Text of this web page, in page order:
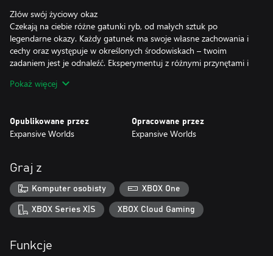
Złów swój życiowy okaz
Czekają na ciebie różne gatunki ryb, od małych sztuk po
legendarne okazy. Każdy gatunek ma swoje własne zachowania i
cechy oraz występuje w określonych środowiskach – twoim
zadaniem jest je odnaleźć. Eksperymentuj z różnymi przynętami i
narzędzia. Stwórz własną postać wędkarza i spersonalizuj jej
wygląd według własnego gustu. Wykonuj misje z wyzwaniami,
Dołącz do społeczności
Zespół twórców nieustannie dodaje nowe funkcje, treści i
aktualizacje, które bezpośrednio uwzględniają opinie graczy.
Wracaj do gry regularnie po kolejną dawkę niezapomnianych
Pokaż więcej
Opublikowane przez
Expansive Worlds
Opracowane przez
Expansive Worlds
Graj z
Komputer osobisty XBOX One
XBOX Series X|S XBOX Cloud Gaming
Funkcje